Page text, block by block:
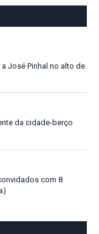
José Pinhal no alto de
da cidade-berço
com 8